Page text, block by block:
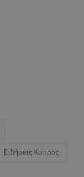
Ειδήσεις Κύπρος